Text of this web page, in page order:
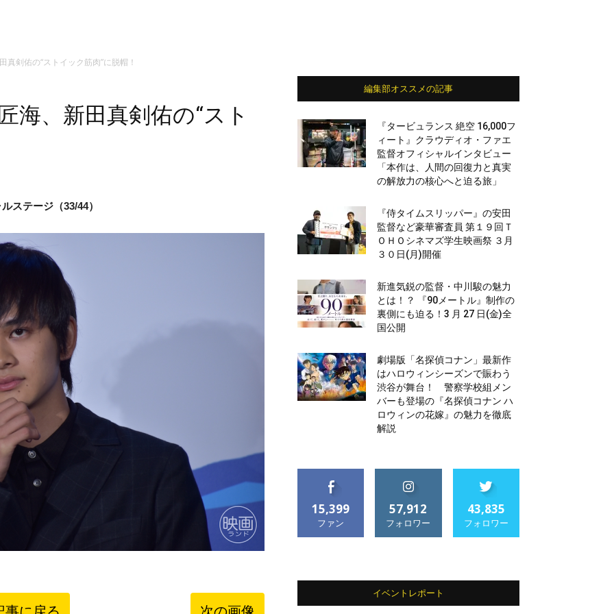
真剣佑の“ストイック筋肉”に脱帽！
海、新田真剣佑の“スト
ステージ（33/44）
編集部オススメの記事
『タービュランス 絶空 16,000フ
ィート』クラウディオ・ファエ
監督オフィシャルインタビュー
「本作は、人間の回復力と真実
の解放力の核心へと迫る旅」
『侍タイムスリッパー』の安田
監督など豪華審査員 第１９回Ｔ
ＯＨＯシネマズ学生映画祭 ３月
３０日(月)開催
新進気鋭の監督・中川駿の魅力
とは！？ 『90メートル』制作の
裏側にも迫る！3 月 27 日(金)全
国公開
劇場版「名探偵コナン」最新作
はハロウィンシーズンで賑わう
渋谷が舞台！ 警察学校組メン
バーも登場の『名探偵コナン ハ
ロウィンの花嫁』の魅力を徹底
解説
15,399
ファン
57,912
フォロワー
43,835
フォロワー
イベントレポート